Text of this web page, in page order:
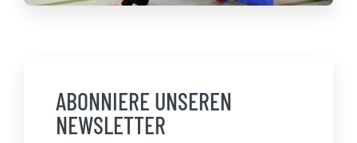
ABONNIERE UNSEREN
NEWSLETTER